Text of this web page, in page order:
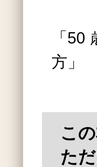
「
方」
こ
ただ